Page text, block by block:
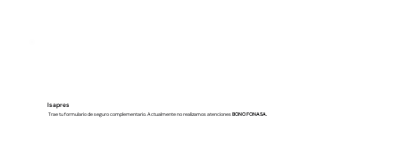
Isapres
Trae tu formulario de seguro complementario. Actualmente no realizamos atencionesBONO FONASA.